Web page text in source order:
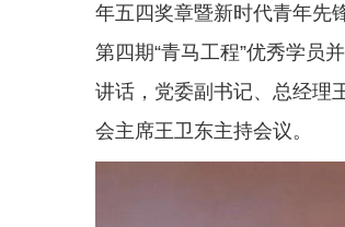
年五四奖章暨新时代青年先
第四期“青马工程”优秀学员
讲话，党委副书记、总经理
会主席王卫东主持会议。